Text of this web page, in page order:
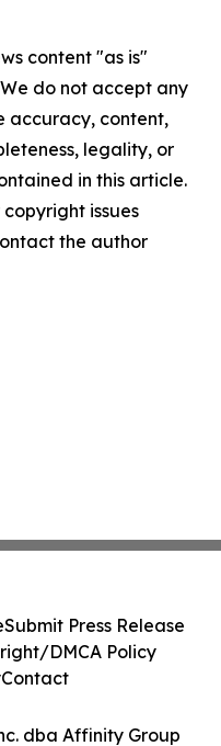
content "as is"
do not accept any
accuracy, content,
legality, or
in this article.
issues
the author
dba Affinity Group
Submit Press Release
DMCA Policy
Contact